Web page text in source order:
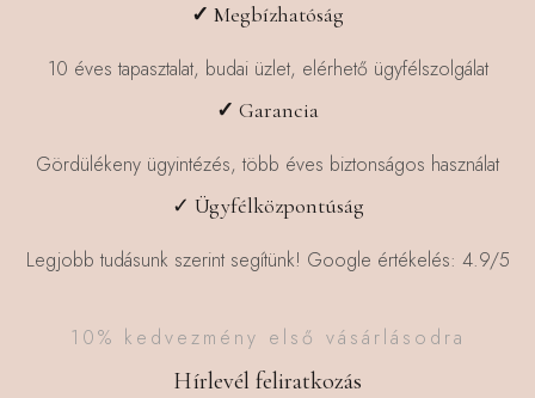
✓ Megbízhatóság
10 éves tapasztalat, budai üzlet, elérhető ügyfélszolgálat
✓ Garancia
Gördülékeny ügyintézés, több éves biztonságos használat
✓ Ügyfélközpontúság
Legjobb tudásunk szerint segítünk! Google értékelés: 4.9/5
10% kedvezmény első vásárlásodra
Hírlevél feliratkozás